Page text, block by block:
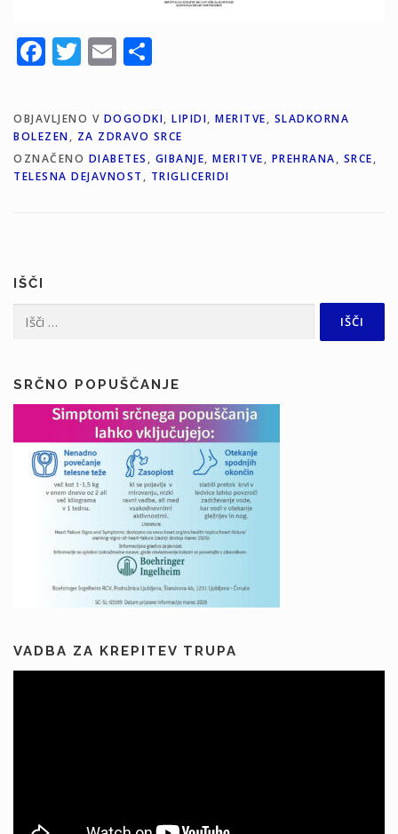
Facebook
Twitter
Email
OBJAVLJENO V DOGODKI, LIPIDI, MERITVE, SLADKORNA
BOLEZEN, ZA ZDRAVO SRCE
OZNAČENO DIABETES , GIBANJE, MERITVE, PREHRANA, SRCE,
TELESNA DEJAVNOST , TRIGLICERIDI
IŠČI
SRČNO POPUŠČANJE
VADBA ZA KREPITEV TRUPA